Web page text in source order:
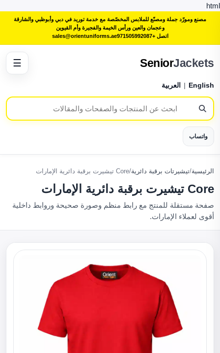
html
مصنع ومورّد جملة ومصنّع للملابس المخصّصة مع خدمة توريد في دبي وأبوظبي والشارقة
وعجمان والعين ورأس الخيمة والفجيرة وأم القيوين
اتصل +971505992087
sales@orientuniforms.ae
SeniorJackets
English
| العربية
واتساب
☰
الرئيسية/تيشيرتات برقبة دائرية/Core تيشيرت برقبة دائرية الإمارات
Core تيشيرت برقبة دائرية الإمارات
صفحة مستقلة للمنتج مع رابط منظم وصورة صحيحة وروابط داخلية
أقوى لعملاء الإمارات.